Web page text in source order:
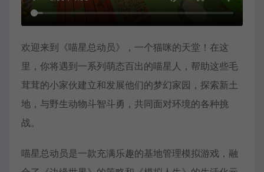
欢迎来到《喵星总动员》，一个猫咪的天堂！在这
里，你将遇到一系列萌态百出的喵星人，帮助这些毛
茸茸的小家伙建立和发展他们的梦幻家园，探索新土
地，与野生动物斗智斗勇，共同面对环境的各种挑
战。
喵星总动员是一款充满乐趣的基地管理模拟游戏，融